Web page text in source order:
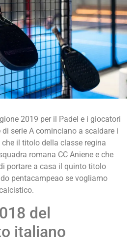
2019 per il Padel e i giocatori
serie A cominciano a scaldare i
il titolo della classe regina
romana CC Aniene e che
portare a casa il quinto titolo
pentacampeao se vogliamo
del
italiano